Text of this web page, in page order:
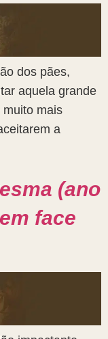
dos pães,
aquela grande
muito mais
a
(ano
face